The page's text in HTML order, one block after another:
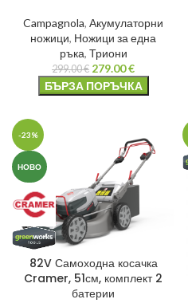
Campagnola, Акумулаторни
ножици, Ножици за една
ръка, Триони
299.00€ 279.00€
БЪРЗА ПОРЪЧКА
-23%
НОВО
82V Самоходна косачка
Cramer, 51см, комплект 2
батерии